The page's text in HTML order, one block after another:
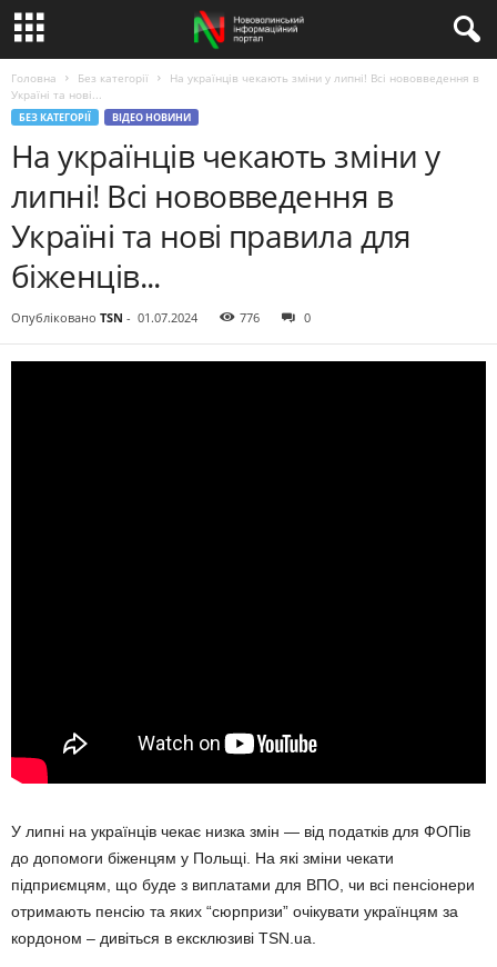
Головна Без категорії
На українців чекають зміни у липні! Всі нововведення в
Україні та нові...
БЕЗ КАТЕГОРІЇ ВІДЕО НОВИНИ
На українців чекають зміни у
липні! Всі нововведення в
Україні та нові правила для
біженців...
Опубліковано TSN - 01.07.2024 776 0
У липні на українців чекає низка змін — від податків для ФОПів
до допомоги біженцям у Польщі. На які зміни чекати
підприємцям, що буде з виплатами для ВПО, чи всі пенсіонери
отримають пенсію та яких “сюрпризи” очікувати українцям за
кордоном – дивіться в ексклюзиві TSN.ua.